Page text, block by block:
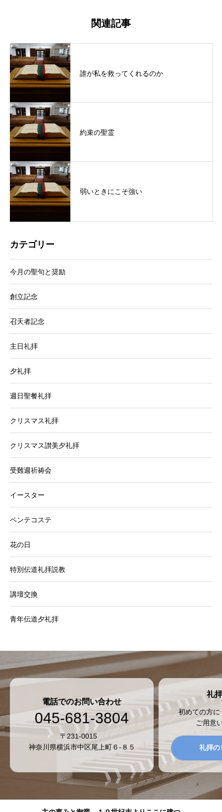
関連記事
誰が私を救ってくれるのか
約束の聖霊
弱いときにこそ強い
カテゴリー
今月の聖句と奨励
創立記念
召天者記念
主日礼拝
夕礼拝
週日聖餐礼拝
クリスマス礼拝
クリスマス讃美夕礼拝
受難週祈祷会
イースター
ペンテコステ
花の日
特別伝道礼拝説教
講壇交換
青年伝道夕礼拝
電話でのお問い合わせ
045-681-3804
〒231-0015
神奈川県横浜市中区尾上町６-８５
礼
初めての方
ご用意
礼拝の